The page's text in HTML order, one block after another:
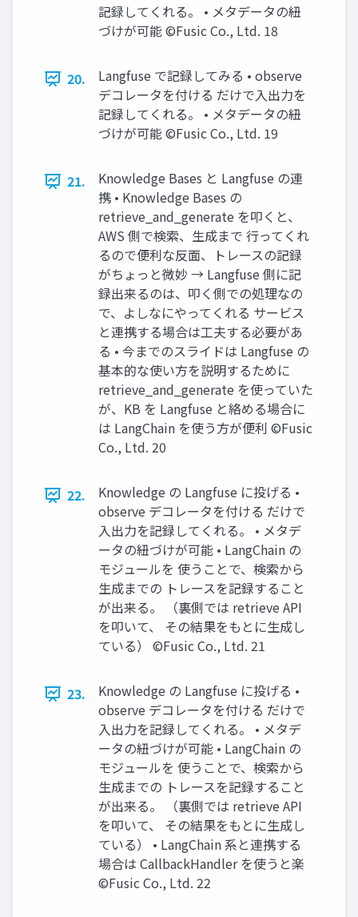
記録してくれる。 • メタデータの紐
づけが可能 ©Fusic Co., Ltd. 18
20.
Langfuse で記録してみる • observe
デコレータを付ける だけで入出力を
記録してくれる。 • メタデータの紐
づけが可能 ©Fusic Co., Ltd. 19
21.
Knowledge Bases と Langfuse の連
携 • Knowledge Bases の
retrieve_and_generate を叩くと、
AWS 側で検索、生成まで 行ってくれ
るので便利な反面、トレースの記録
がちょっと微妙 → Langfuse 側に記
録出来るのは、叩く側での処理なの
で、よしなにやってくれる サービス
と連携する場合は工夫する必要があ
る • 今までのスライドは Langfuse の
基本的な使い方を説明するために
retrieve_and_generate を使っていた
が、KB を Langfuse と絡める場合に
は LangChain を使う方が便利 ©Fusic
Co., Ltd. 20
22.
Knowledge の Langfuse に投げる •
observe デコレータを付ける だけで
入出力を記録してくれる。 • メタデ
ータの紐づけが可能 • LangChain の
モジュールを 使うことで、検索から
生成までの トレースを記録すること
が出来る。 （裏側では retrieve API
を叩いて、 その結果をもとに生成し
ている） ©Fusic Co., Ltd. 21
23.
Knowledge の Langfuse に投げる •
observe デコレータを付ける だけで
入出力を記録してくれる。 • メタデ
ータの紐づけが可能 • LangChain の
モジュールを 使うことで、検索から
生成までの トレースを記録すること
が出来る。 （裏側では retrieve API
を叩いて、 その結果をもとに生成し
ている） • LangChain 系と連携する
場合は CallbackHandler を使うと楽
©Fusic Co., Ltd. 22